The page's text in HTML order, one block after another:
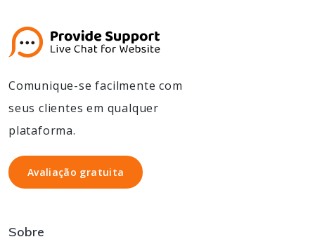
Comunique-se facilmente com
seus clientes em qualquer
plataforma.
Avaliação gratuita
Avaliação gratuita
Sobre